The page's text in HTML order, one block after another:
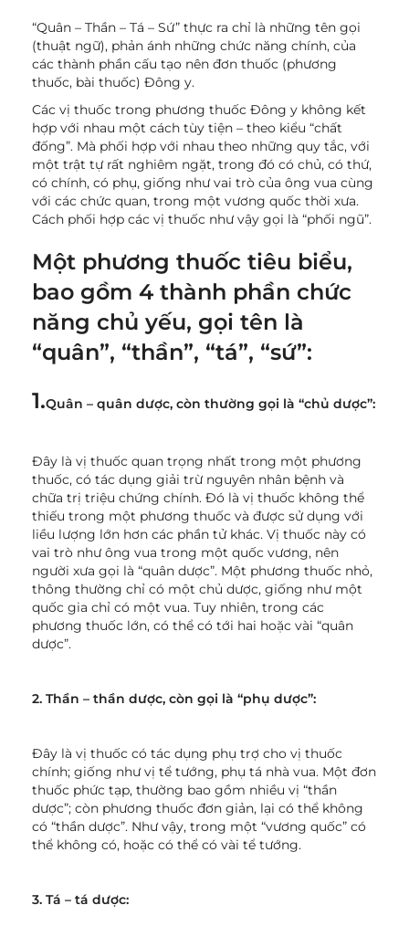
“Quân – Thần – Tá – Sứ” thực ra chỉ là những tên gọi
(thuật ngữ), phản ánh những chức năng chính, của
các thành phần cấu tạo nên đơn thuốc (phương
thuốc, bài thuốc) Đông y.
Các vị thuốc trong phương thuốc Đông y không kết
hợp với nhau một cách tùy tiện – theo kiểu “chất
đống”. Mà phối hợp với nhau theo những quy tắc, với
một trật tự rất nghiêm ngặt, trong đó có chủ, có thứ,
có chính, có phụ, giống như vai trò của ông vua cùng
với các chức quan, trong một vương quốc thời xưa.
Cách phối hợp các vị thuốc như vậy gọi là “phối ngũ”.
Một phương thuốc tiêu biểu,
bao gồm 4 thành phần chức
năng chủ yếu, gọi tên là
“quân”, “thần”, “tá”, “sứ”:
1.Quân – quân dược, còn thường gọi là “chủ dược”:
Đây là vị thuốc quan trọng nhất trong một phương
thuốc, có tác dụng giải trừ nguyên nhân bệnh và
chữa trị triệu chứng chính. Đó là vị thuốc không thể
thiếu trong một phương thuốc và được sử dụng với
liều lượng lớn hơn các phần tử khác. Vị thuốc này có
vai trò như ông vua trong một quốc vương, nên
người xưa gọi là “quân dược”. Một phương thuốc nhỏ,
thông thường chỉ có một chủ dược, giống như một
quốc gia chỉ có một vua. Tuy nhiên, trong các
phương thuốc lớn, có thể có tới hai hoặc vài “quân
dược”.
2. Thần – thần dược, còn gọi là “phụ dược”:
Đây là vị thuốc có tác dụng phụ trợ cho vị thuốc
chính; giống như vị tể tướng, phụ tá nhà vua. Một đơn
thuốc phức tạp, thường bao gồm nhiều vị “thần
dược”; còn phương thuốc đơn giản, lại có thể không
có “thần dược”. Như vậy, trong một “vương quốc” có
thể không có, hoặc có thể có vài tể tướng.
3. Tá – tá dược: